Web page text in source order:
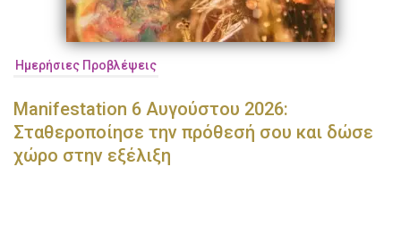
Ημερήσιες Προβλέψεις
Manifestation 6 Αυγούστου 2026:
Σταθεροποίησε την πρόθεσή σου και δώσε
χώρο στην εξέλιξη